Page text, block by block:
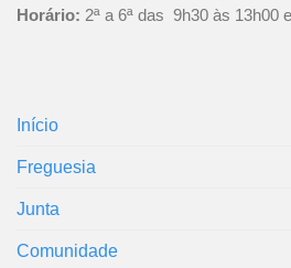
Horário: 2ª a 6ª das 9h30 às 13h00
Início
Freguesia
Junta
Comunidade